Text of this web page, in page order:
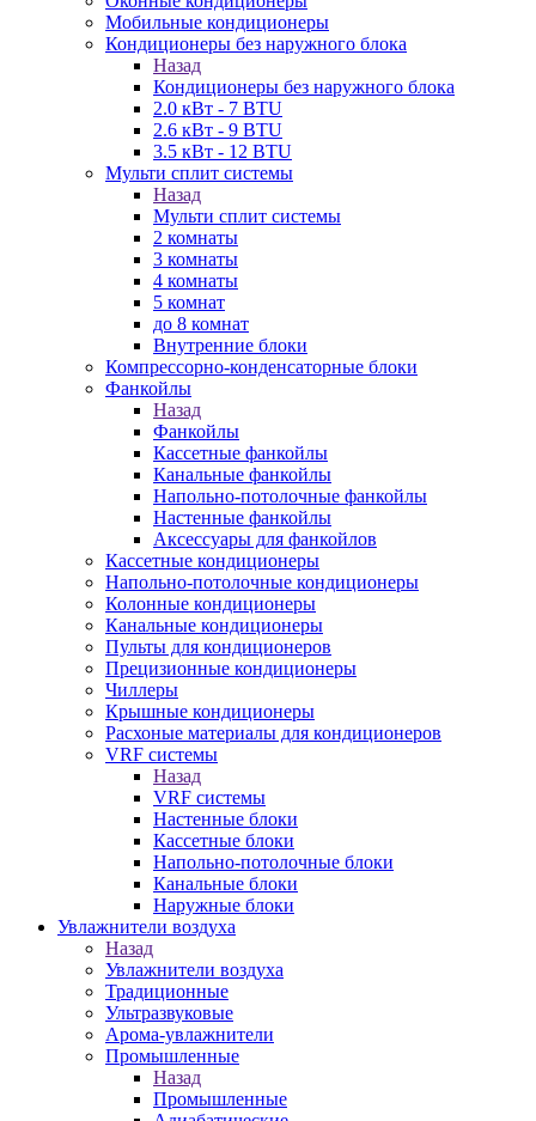
Мобильные кондиционеры
Кондиционеры без наружного блока
Назад
Кондиционеры без наружного блока
2.0 кВт - 7 BTU
2.6 кВт - 9 BTU
3.5 кВт - 12 BTU
Мульти сплит системы
Назад
Мульти сплит системы
2 комнаты
3 комнаты
4 комнаты
5 комнат
до 8 комнат
Внутренние блоки
Компрессорно-конденсаторные блоки
Фанкойлы
Назад
Фанкойлы
Кассетные фанкойлы
Канальные фанкойлы
Напольно-потолочные фанкойлы
Настенные фанкойлы
Аксессуары для фанкойлов
Кассетные кондиционеры
Напольно-потолочные кондиционеры
Колонные кондиционеры
Канальные кондиционеры
Пульты для кондиционеров
Прецизионные кондиционеры
Чиллеры
Крышные кондиционеры
Расхоные материалы для кондиционеров
VRF системы
Назад
VRF системы
Настенные блоки
Кассетные блоки
Напольно-потолочные блоки
Канальные блоки
Наружные блоки
Увлажнители воздуха
Назад
Увлажнители воздуха
Традиционные
Ультразвуковые
Арома-увлажнители
Промышленныe
Назад
Промышленныe